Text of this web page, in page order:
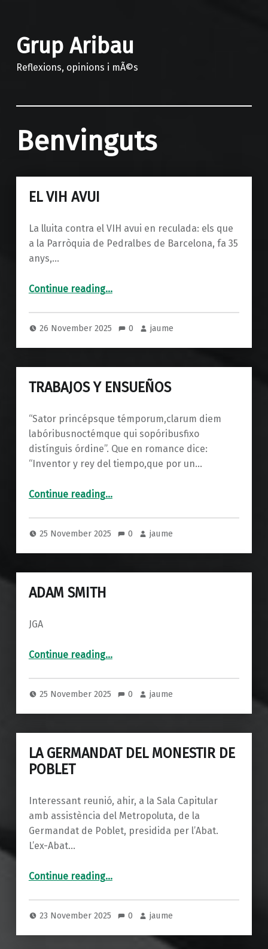
Grup Aribau
Reflexions, opinions i mÃ©s
Benvinguts
EL VIH AVUI
La lluita contra el VIH avui en reculada: els que
a la Parròquia de Pedralbes de Barcelona, ​​fa 35
anys,…
Continue reading…
26 November 2025 0 jaume
TRABAJOS Y ENSUEÑOS
“Sator princépsque témporum,clarum diem
labóribusnoctémque qui sopóribusfixo
distínguis órdine”. Que en romance dice:
“Inventor y rey del tiempo,que por un…
Continue reading…
25 November 2025 0 jaume
ADAM SMITH
JGA
Continue reading…
25 November 2025 0 jaume
LA GERMANDAT DEL MONESTIR DE
POBLET
Interessant reunió, ahir, a la Sala Capitular
amb assistència del Metropoluta, de la
Germandat de Poblet, presidida per l’Abat.
L’ex-Abat…
Continue reading“LA GERMANDAT DEL MONESTIR DE POBLET”
…
23 November 2025 0 jaume